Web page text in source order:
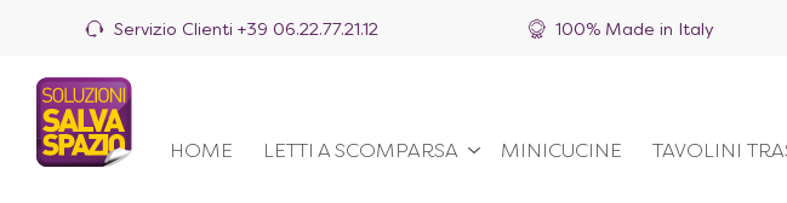
Servizio Clienti +39 06.22.77.21.12 100% Made in Italy
HOME LETTI A SCOMPARSA MINICUCINE TAVOLINI